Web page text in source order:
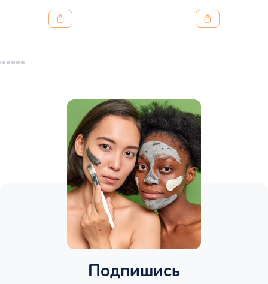
Подпишись